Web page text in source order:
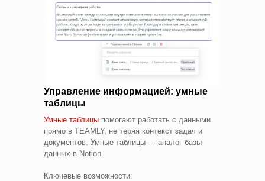
Управление информацией: умные
таблицы
Умные таблицы помогают работать с данными
прямо в TEAMLY, не теряя контекст задач и
документов. Умные таблицы — аналог базы
данных в Notion.
Ключевые возможности: